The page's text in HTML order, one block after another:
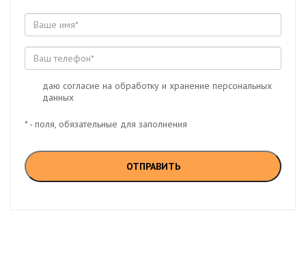
даю согласие на обработку и хранение персональных
данных
* - поля, обязательные для заполнения